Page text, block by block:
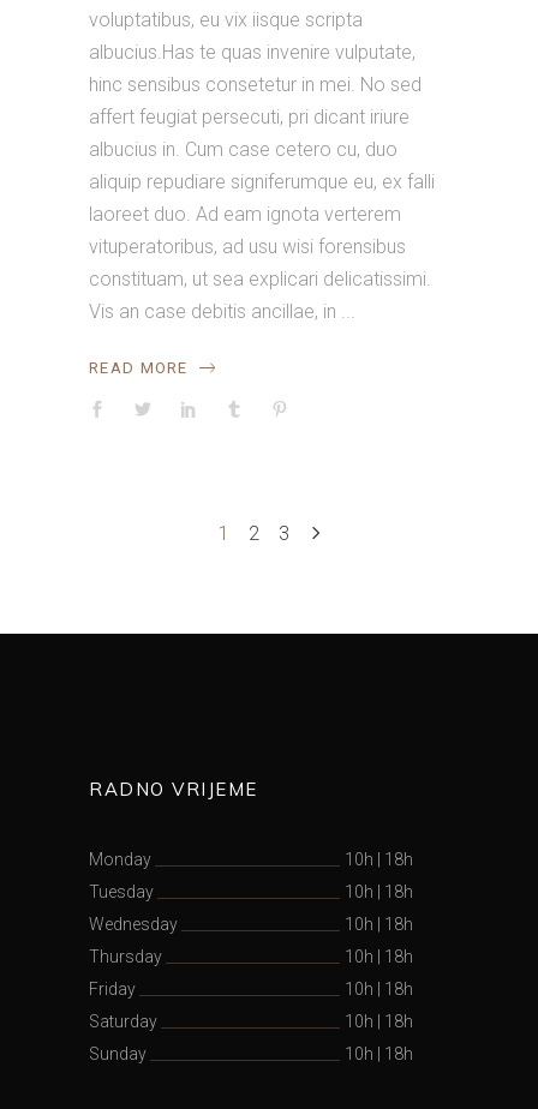
voluptatibus, eu vix iisque scripta
albucius.Has te quas invenire vulputate,
hinc sensibus consetetur in mei. No sed
affert feugiat persecuti, pri dicant iriure
albucius in. Cum case cetero cu, duo
aliquip repudiare signiferumque eu, ex falli
laoreet duo. Ad eam ignota verterem
vituperatoribus, ad usu wisi forensibus
constituam, ut sea explicari delicatissimi.
Vis an case debitis ancillae, in
READ MORE
1 2 3
RADNO VRIJEME
Monday 10h
18h
Tuesday
10h
18h
Wednesday
10h
18h
Thursday
10h
18h
Friday
10h
18h
Saturday
10h
18h
Sunday
10h 18h